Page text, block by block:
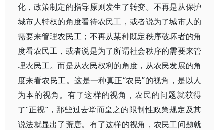
化，政策制定的指导原则发生了转变。不再是从保护
城市人特权的角度看待农民工，或者说为了城市人的
需要来管理农民工；不再从某种既定秩序破坏者的角
度看农民工，或者说是为了所谓社会秩序的需要来管
理农民工。而是从农民权利的角度，从农民发展的角
度来看农民工。这是一种真正“农民”的视角，是以人
为本的视角。有了这样的视角，农民的问题就获得
了“正视”，那些过去堂而皇之的限制性政策规定及其
说法就显出了荒唐。有了这样的视角，农民工问题就